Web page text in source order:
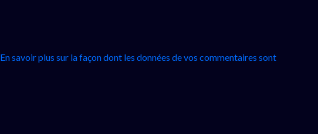
En savoir plus sur la façon dont les données de vos commentaires sont